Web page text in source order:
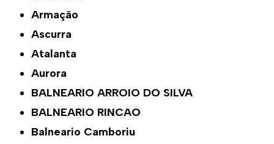
Armação
Ascurra
Atalanta
Aurora
BALNEARIO ARROIO DO SILVA
BALNEARIO RINCAO
Balneario Camboriu